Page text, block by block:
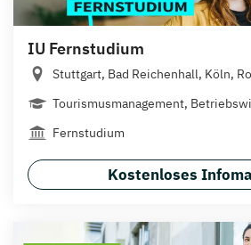
IU Fernstudium
Stuttgart, Bad Reichenhall, Köln,
Tourismusmanagement,
Fernstudium
Kostenloses